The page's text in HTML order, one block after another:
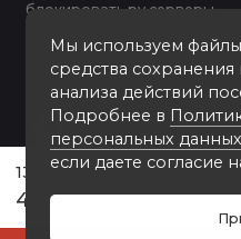
131 магнитный альбом
4100 руб
Мы используем
средства
анализа действий
Подробнее в
персональных данных
если даете согласие
блокировать ру серверы